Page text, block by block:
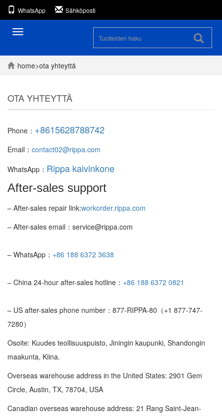
WhatsApp Sähköposti
Toggle
home>ota yhteyttä
OTA YHTEYTTÄ
Phone： +8615628788742
Email： contact02@rippa.com
WhatsApp： Rippa kaivinkone
After-sales support
– After-sales repair link:workorder.rippa.com
– After-sales email：service@rippa.com
– WhatsApp： +86 188 6372 3638
– China 24-hour after-sales hotline： +86 188 6372 0821
– US after-sales phone number：877-RIPPA-80（+1 877-747-
7280）
Osoite: Kuudes teollisuuspuisto, Jiningin kaupunki, Shandongin
maakunta, Kiina.
Overseas warehouse address in the United States: 2901 Gem
Circle, Austin, TX, 78704, USA
Canadian overseas warehouse address: 21 Rang Saint-Jean-